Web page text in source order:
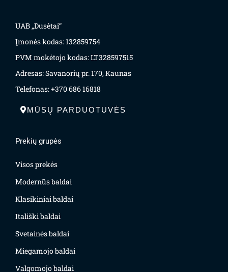
UAB „Dusėtai“
Įmonės kodas: 132859754
PVM mokėtojo kodas: LT328597515
Adresas: Savanorių pr. 170, Kaunas
Telefonas: +370 686 16818
MŪSŲ PARDUOTUVĖS
Prekių grupės
Visos prekės
Modernūs baldai
Klasikiniai baldai
Itališki baldai
Svetainės baldai
Miegamojo baldai
Valgomojo baldai